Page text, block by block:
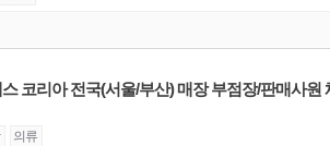
코리아 전국(서울/부산) 매장 부점장/판매사원
의류